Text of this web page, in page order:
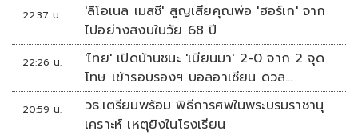
22:37 น.
'ลิโอเนล เมสซี' สูญเสียคุณพ่อ 'ฮอร์เก' จาก
ไปอย่างสงบในวัย 68 ปี
22:26 น.
'ไทย' เปิดบ้านชนะ 'เมียนมา' 2-0 จาก 2 จุด
โทษ เข้ารอบรองฯ บอลอาเซียน ดวล
'สิงคโปร์'
20:59 น.
วธ.เตรียมพร้อม พิธีการศพในพระบรมราชานุ
เคราะห์ เหตุยิงในโรงเรียน